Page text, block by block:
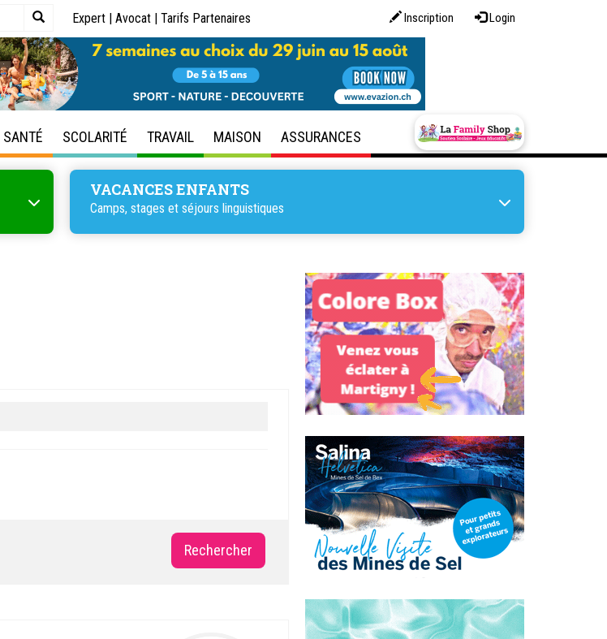
Inscription Login
Expert | Avocat | Tarifs Partenaires
SANTÉ SCOLARITÉ TRAVAIL MAISON ASSURANCES
VACANCES ENFANTS
Camps, stages et séjours linguistiques